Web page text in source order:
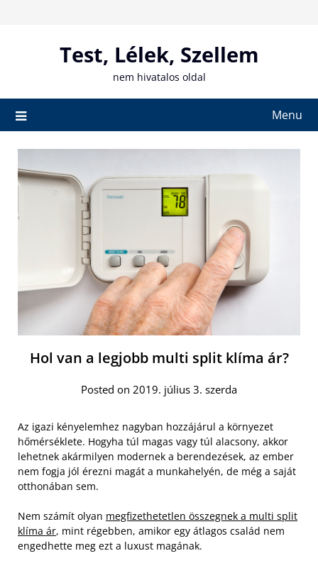
Test, Lélek, Szellem
nem hivatalos oldal
Menu
Hol van a legjobb multi split klíma ár?
Posted on 2019. július 3. szerda
Az igazi kényelemhez nagyban hozzájárul a környezet
hőmérséklete. Hogyha túl magas vagy túl alacsony, akkor
lehetnek akármilyen modernek a berendezések, az ember
nem fogja jól érezni magát a munkahelyén, de még a saját
otthonában sem.
Nem számít olyan megfizethetetlen összegnek a multi split
klíma ár, mint régebben, amikor egy átlagos család nem
engedhette meg ezt a luxust magának.